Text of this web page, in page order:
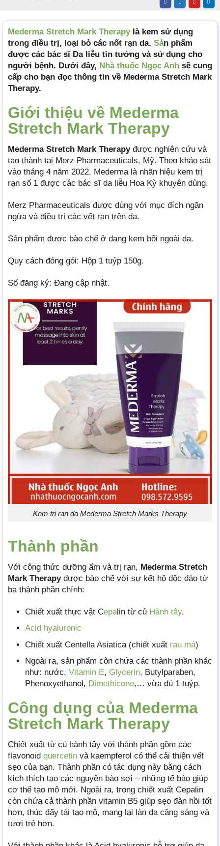
Mederma Stretch Mark Therapylà kem sử dụng
trong điều trị, loại bỏ các nốt rạn da. Sản phẩm
được các bác sĩ Da liễu tin tưởng và sử dụng cho
người bệnh. Dưới đây, Nhà thuốc Ngọc Anh sẽ cung
cấp cho bạn đọc thông tin về Mederma Stretch Mark
Therapy.
Giới thiệu về Mederma
Stretch Mark Therapy
Mederma Stretch Mark Therapyđược nghiên cứu và
tạo thành tại Merz Pharmaceuticals, Mỹ. Theo khảo sát
vào tháng 4 năm 2022, Mederma là nhãn hiệu kem trị
rạn số 1 được các bác sĩ da liễu Hoa Kỳ khuyên dùng.
Merz Pharmaceuticals được dùng với mục đích ngăn
ngừa và điều trị các vết rạn trên da.
Sản phẩm được bào chế ở dạng kem bôi ngoài da.
Quy cách đóng gói: Hộp 1 tuýp 150g.
Số đăng ký: Đang cập nhật.
Kem trị rạn da Mederma Stretch Marks Therapy
Thành phần
Với công thức dưỡng ẩm và trị rạn, Mederma Stretch
Mark Therapyđược bào chế với sự kết hộ độc đáo từ
ba thành phần chính:
Chiết xuất thực vật Cepalin từ củ Hành tây.
Acid hyaluronic
Chiết xuất Centella Asiatica (chiết xuất rau má)
Ngoài ra, sản phẩm còn chứa các thành phần khác
như: nước, Vitamin E, Glycerin, Butylparaben,
Phenoxyethanol, Dimethicone,… vừa đủ 1 tuýp.
Công dụng của Mederma
Stretch Mark Therapy
Chiết xuất từ củ hành tây với thành phần gồm các
flavonoid quercetin và kaempferol có thể cải thiện vết
sẹo của bạn. Thành phần có tác dụng này bằng cách
kích thích tạo các nguyên bào sợi – những tế bào giúp
cơ thể tạo mô mới. Ngoài ra, trong chiết xuất Cepalin
còn chứa cả thành phần vitamin B5 giúp sẹo đàn hồi tốt
hơn, thúc đẩy tái tạo mô, mang lại làn da căng sáng và
tươi trẻ hơn.